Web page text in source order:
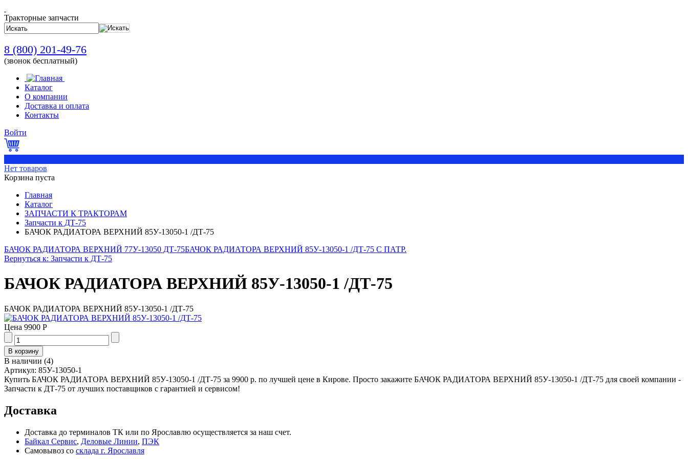
Тракторные запчасти
8 (800) 201-49-76
(звонок бесплатный)
Каталог
О компании
Доставка и оплата
Контакты
Войти
Нет товаров
Корзина пуста
Главная
Каталог
ЗАПЧАСТИ К ТРАКТОРАМ
Запчасти к ДТ-75
БАЧОК РАДИАТОРА ВЕРХНИЙ 85У-13050-1 /ДТ-75
БАЧОК РАДИАТОРА ВЕРХНИЙ 77У-13050 ДТ-75БАЧОК РАДИАТОРА ВЕРХНИЙ 85У-13050-1 /ДТ-75 С ПАТР.
Вернуться к: Запчасти к ДТ-75
БАЧОК РАДИАТОРА ВЕРХНИЙ 85У-13050-1 /ДТ-75
БАЧОК РАДИАТОРА ВЕРХНИЙ 85У-13050-1 /ДТ-75
Цена 9900 Р
В наличии (4)
Артикул: 85У-13050-1
Купить БАЧОК РАДИАТОРА ВЕРХНИЙ 85У-13050-1 /ДТ-75 за 9900 р. по лучшей цене в Кирове. Просто закажите БАЧОК РАДИАТОРА ВЕРХНИЙ 85У-13050-1 /ДТ-75 для своей компании -
Запчасти к ДТ-75 от лучших поставщиков с гарантией и сервисом!
Доставка
Доставка до терминалов ТК или по Ярославлю осуществляется за наш счет.
Байкал Сервис, Деловые Линии, ПЭК
Самовывоз со склада г. Ярославля